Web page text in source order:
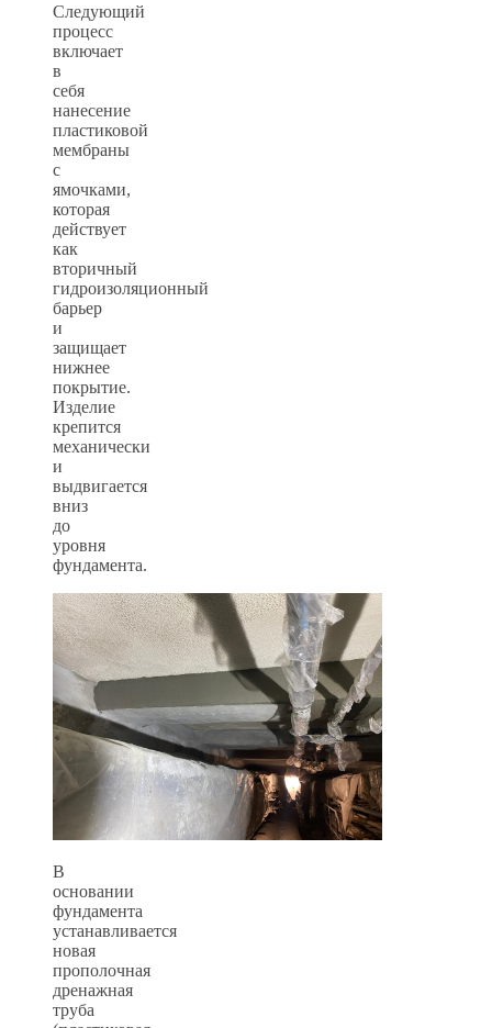
Следующий
процесс
включает
в
себя
нанесение
пластиковой
мембраны
с
ямочками,
которая
действует
как
вторичный
гидроизоляционный
барьер
и
защищает
нижнее
покрытие.
Изделие
крепится
механически
и
выдвигается
вниз
до
уровня
фундамента.
В
основании
фундамента
устанавливается
новая
прополочная
дренажная
труба